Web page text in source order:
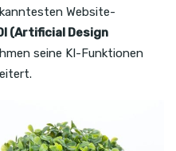
Website-
(Artificial Design
seine KI-Funktionen